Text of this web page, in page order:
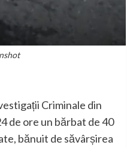
Criminale din
de ore un bărbat de 40
bănuit de săvârșirea